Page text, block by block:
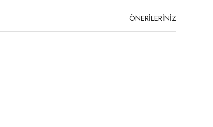
ÖNERİLERİNİZ